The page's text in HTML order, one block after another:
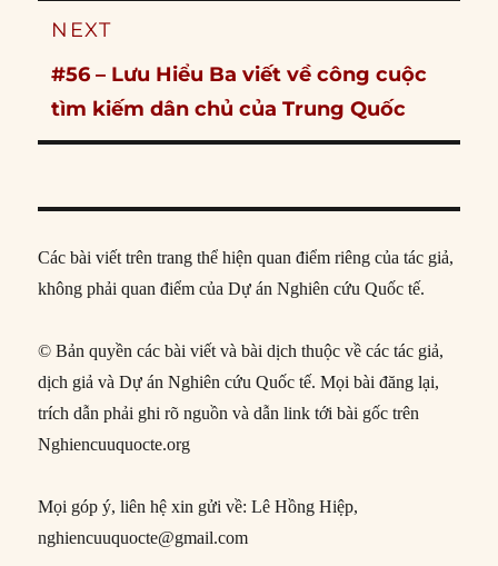
NEXT
Next
post:
#56 – Lưu Hiểu Ba viết về công cuộc
tìm kiếm dân chủ của Trung Quốc
Các bài viết trên trang thể hiện quan điểm riêng của tác giả,
không phải quan điểm của Dự án Nghiên cứu Quốc tế.
© Bản quyền các bài viết và bài dịch thuộc về các tác giả,
dịch giả và Dự án Nghiên cứu Quốc tế. Mọi bài đăng lại,
trích dẫn phải ghi rõ nguồn và dẫn link tới bài gốc trên
Nghiencuuquocte.org
Mọi góp ý, liên hệ xin gửi về: Lê Hồng Hiệp,
nghiencuuquocte@gmail.com